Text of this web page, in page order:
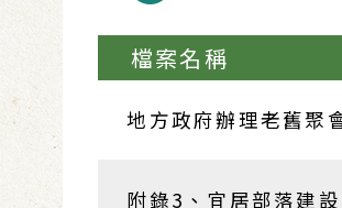
檔案名稱
地方政府辦理老舊聚
附錄3、宜居部落建